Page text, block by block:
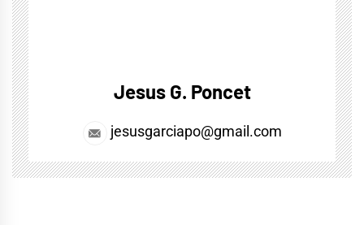
Jesus G. Poncet
jesusgarciapo@gmail.com